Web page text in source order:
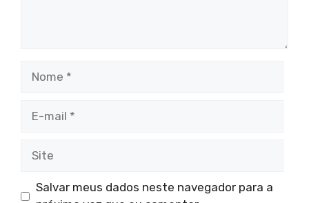
Salvar meus dados neste navegador para a